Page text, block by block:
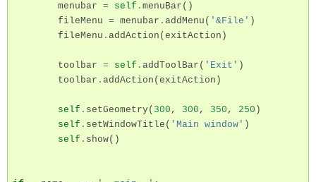
menubar = self . menuBar ()
fileMenu = menubar . addMenu ( '&File' )
fileMenu . addAction ( exitAction )
toolbar = self . addToolBar ( 'Exit' )
toolbar . addAction ( exitAction )
self . setGeometry( 300 , 300 , 350 , 250 )
self . setWindowTitle ( 'Main window' )
self . show()